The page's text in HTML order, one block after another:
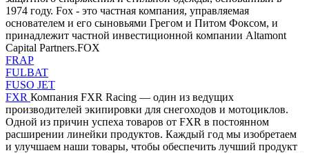
1974 году. Fox - это частная компания, управляемая
основателем и его сыновьями Грегом и Питом Фоксом, и
принадлежит частной инвестиционной компании Altamont
Capital Partners.FOX
FRAP
FULBAT
FUSO JET
FXR Компания FXR Racing — один из ведущих
производителей экипировки для снегоходов и мотоциклов.
Одной из причин успеха товаров от FXR в постоянном
расширении линейки продуктов. Каждый год мы изобретаем
и улучшаем наши товары, чтобы обеспечить лучший продукт